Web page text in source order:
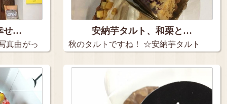
せ…
真曲がっ
安納芋タルト、和栗と…
秋のタルトですね！ ☆安納芋タルト